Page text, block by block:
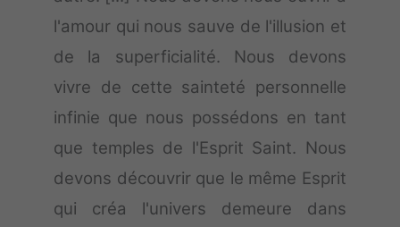
l'amour qui nous sauve de l'illusion et
de la superficialité. Nous devons
vivre de cette sainteté personnelle
infinie que nous possédons en tant
que temples de l'Esprit Saint. Nous
devons découvrir que le même Esprit
qui créa l'univers demeure dans